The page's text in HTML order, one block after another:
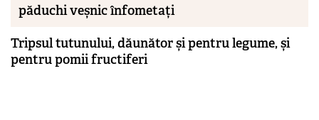
păduchi veșnic înfometați
Tripsul tutunului, dăunător și pentru legume, și
pentru pomii fructiferi